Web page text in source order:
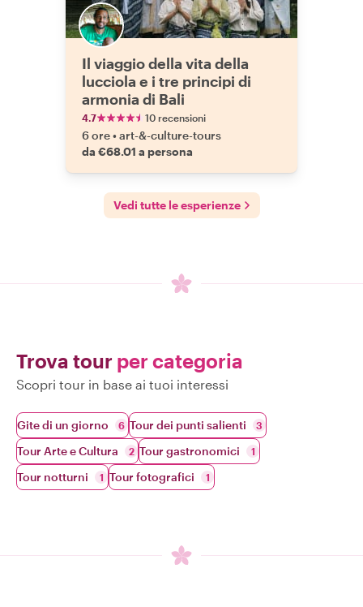
Il viaggio della vita della
lucciola e i tre principi di
armonia di Bali
4.7 10 recensioni
6 ore•art-&-culture-tours
da €68.01 a persona
Vedi tutte le esperienze
Trova tour per categoria
Scopri tour in base ai tuoi interessi
Gite di un giorno 6 Tour dei punti salienti 3
Tour Arte e Cultura 2 Tour gastronomici 1
Tour notturni 1 Tour fotografici 1